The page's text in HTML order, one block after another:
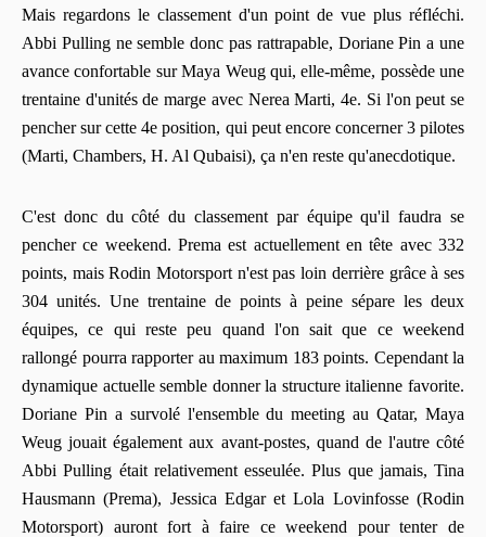
Mais regardons le classement d'un point de vue plus réfléchi.
Abbi Pulling ne semble donc pas rattrapable, Doriane Pin a une
avance confortable sur Maya Weug qui, elle-même, possède une
trentaine d'unités de marge avec Nerea Marti, 4e. Si l'on peut se
pencher sur cette 4e position, qui peut encore concerner 3 pilotes
(Marti, Chambers, H. Al Qubaisi), ça n'en reste qu'anecdotique.
C'est donc du côté du classement par équipe qu'il faudra se
pencher ce weekend. Prema est actuellement en tête avec 332
points, mais Rodin Motorsport n'est pas loin derrière grâce à ses
304 unités. Une trentaine de points à peine sépare les deux
équipes, ce qui reste peu quand l'on sait que ce weekend
rallongé pourra rapporter au maximum 183 points. Cependant la
dynamique actuelle semble donner la structure italienne favorite.
Doriane Pin a survolé l'ensemble du meeting au Qatar, Maya
Weug jouait également aux avant-postes, quand de l'autre côté
Abbi Pulling était relativement esseulée. Plus que jamais, Tina
Hausmann (Prema), Jessica Edgar et Lola Lovinfosse (Rodin
Motorsport) auront fort à faire ce weekend pour tenter de